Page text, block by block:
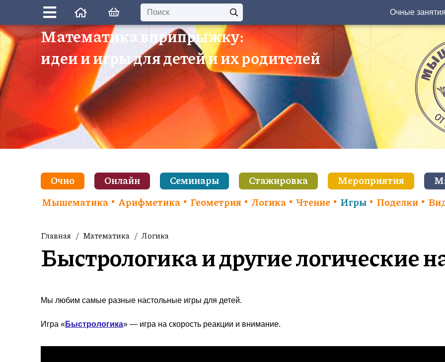
Очные
Математика вприпрыжку:
идеи и игры для детей и их родителей
Очно Онлайн Семинары Стажировка Мероприятия
Мышематика
Арифметика Геометрия Логика Чтение Игры Поделки
Главная / Математика / Логика
Быстрологика и другие логические
Мы любим самые разные настольные игры для детей.
Игра «Быстрологика» — игра на скорость реакции и внимание.